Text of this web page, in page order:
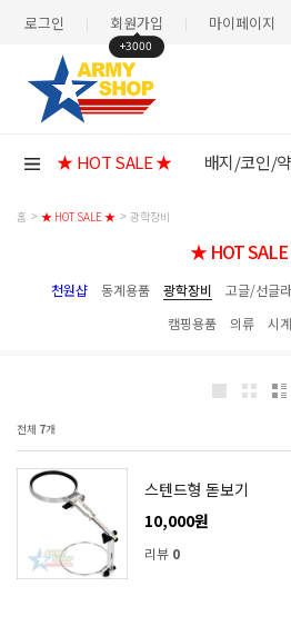
로그인 회원가입
+3000
마이페이지
★ HOT SALE ★ 배지/코인/
홈 ★ HOT SALE ★ 광학장비
★ HOT
천원샵 동계용품 광학장비 고글/선글
캠핑용품
의류 시계
전체 7개
스텐드형 돋보기
10,000원
리뷰 0